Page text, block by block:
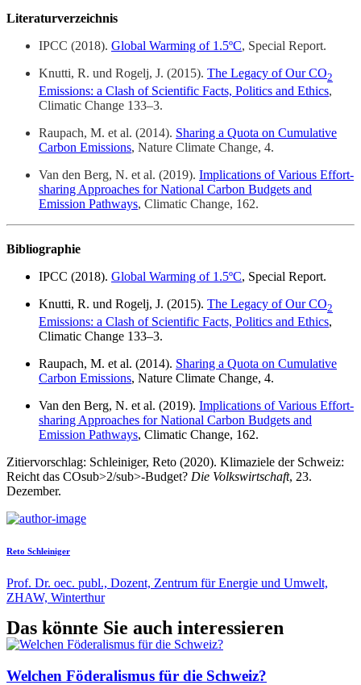
Literaturverzeichnis
IPCC (2018). Global Warming of 1.5ºC, Special Report.
Knutti, R. und Rogelj, J. (2015). The Legacy of Our CO2
Emissions: a Clash of Scientific Facts, Politics and Ethics,
Climatic Change 133–3.
Raupach, M. et al. (2014). Sharing a Quota on Cumulative
Carbon Emissions, Nature Climate Change, 4.
Van den Berg, N. et al. (2019). Implications of Various Effort-
sharing Approaches for National Carbon Budgets and
Emission Pathways, Climatic Change, 162.
Bibliographie
IPCC (2018). Global Warming of 1.5ºC, Special Report.
Knutti, R. und Rogelj, J. (2015). The Legacy of Our CO2
Emissions: a Clash of Scientific Facts, Politics and Ethics,
Climatic Change 133–3.
Raupach, M. et al. (2014). Sharing a Quota on Cumulative
Carbon Emissions, Nature Climate Change, 4.
Van den Berg, N. et al. (2019). Implications of Various Effort-
sharing Approaches for National Carbon Budgets and
Emission Pathways, Climatic Change, 162.
Zitiervorschlag: Schleiniger, Reto (2020). Klimaziele der Schweiz:
Reicht das COsub>2/sub>-Budget? Die Volkswirtschaft, 23.
Dezember.
Reto Schleiniger
Prof. Dr. oec. publ., Dozent, Zentrum für Energie und Umwelt,
ZHAW, Winterthur
Das könnte Sie auch interessieren
Welchen Föderalismus für die Schweiz?